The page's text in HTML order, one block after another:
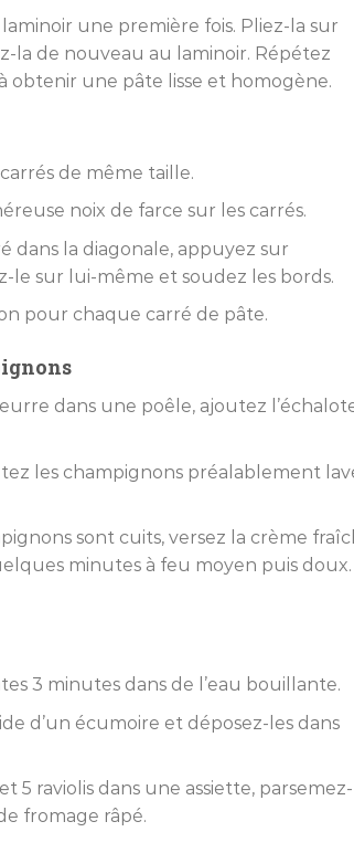
une première fois. Pliez-la sur
la de nouveau au laminoir. Répétez
obtenir une pâte lisse et homogène.
de même taille.
noix de farce sur les carrés.
dans la diagonale, appuyez sur
le sur lui-même et soudez les bords.
pour chaque carré de pâte.
dans une poêle, ajoutez
les champignons préalablement
sont cuits, versez la crème
minutes à feu moyen puis doux.
3 minutes dans de l’eau bouillante.
d’un écumoire et déposez-les dans
5 raviolis dans une assiette,
fromage râpé.